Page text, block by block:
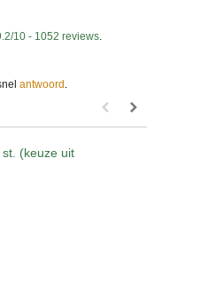
/10 -1052 reviews.
antwoord ..
(keuze uit